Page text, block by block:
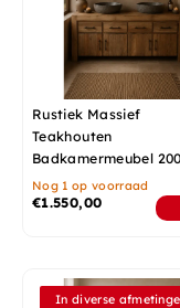
Rustiek Massief
Teakhouten
Badkamermeubel
Nog 1 op voorraad
€1.550,00
In diverse